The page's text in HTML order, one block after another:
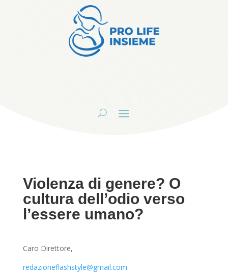
Violenza di genere? O
cultura dell’odio verso
l’essere umano?
Caro Direttore,
redazioneflashstyle@gmail.com